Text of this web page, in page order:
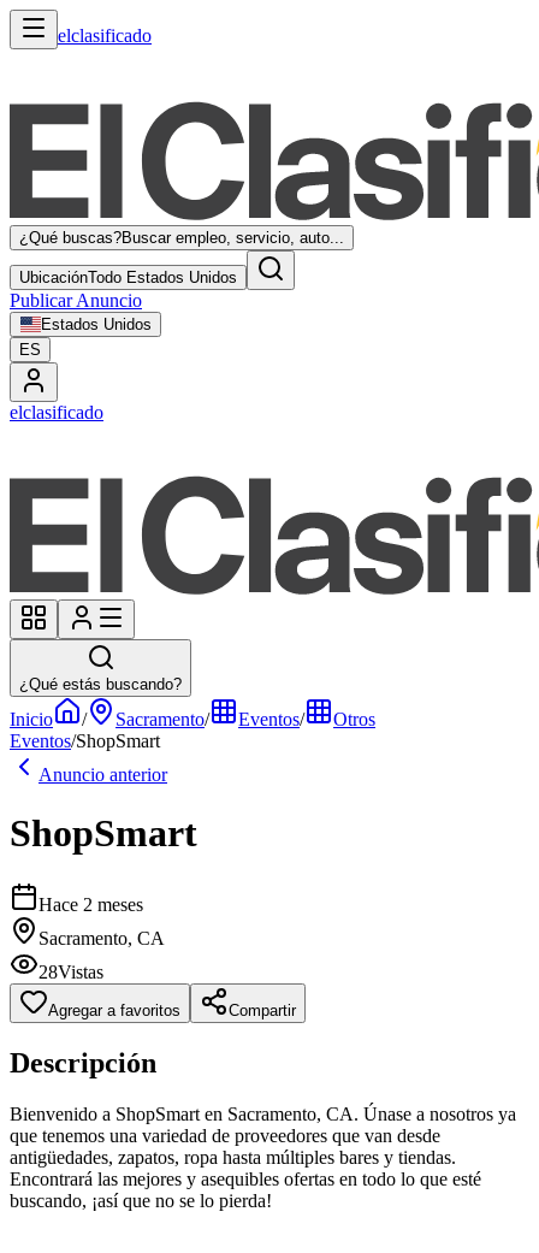
elclasificado
¿Qué buscas?Buscar empleo, servicio, auto...
UbicaciónTodo Estados Unidos
Publicar Anuncio
Estados Unidos
ES
elclasificado
¿Qué estás buscando?
Inicio / Sacramento/ Eventos/
Otros
Eventos/ShopSmart
Anuncio anterior
ShopSmart
Hace 2 meses
Sacramento, CA
28Vistas
Agregar a favoritos Compartir
Descripción
Bienvenido a ShopSmart en Sacramento, CA. Únase a nosotros ya
que tenemos una variedad de proveedores que van desde
antigüedades, zapatos, ropa hasta múltiples bares y tiendas.
Encontrará las mejores y asequibles ofertas en todo lo que esté
buscando, ¡así que no se lo pierda!